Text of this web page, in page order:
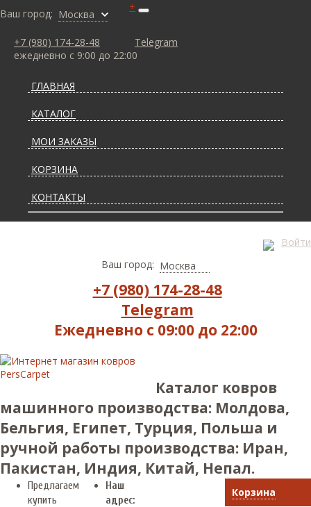
Ваш город: Москва
+7 (980) 174-28-48
Telegram
ежедневно с 9:00 до 22:00
+
ГЛАВНАЯ
КАТАЛОГ
МОИ ЗАКАЗЫ
КОРЗИНА
КОНТАКТЫ
ДОСТАВКА И ОПЛАТА
Войти
Ваш город: Москва
+7 (980) 174-28-48
Telegram
Ежедневно с 09:00 до 22:00
Каталог ковров
машинного производства: Молдова,
Бельгия, Египет, Турция, Польша и
ручной работы производства: Иран,
Пакистан, Индия, Китай, Непал.
Предлагаем
купить
Наш
адрес:
Корзина